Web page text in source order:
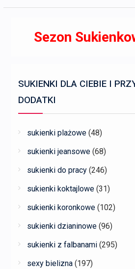
Sezon
SUKIENKI DLA CIEBIE I
DODATKI
sukienki plażowe (48)
sukienki jeansowe (68)
sukienki do pracy (246)
sukienki koktajlowe (31)
sukienki koronkowe (102)
sukienki dzianinowe (96)
sukienki z falbanami (295)
sexy bielizna (197)